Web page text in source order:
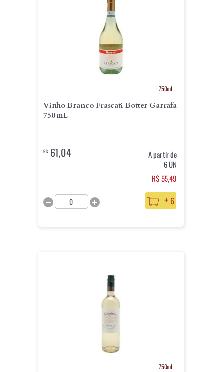
750mL
Vinho Branco Frascati Botter Garrafa
750 mL
R$61,04
A partir de
6 UN
R$ 55,49
+ 6
750mL